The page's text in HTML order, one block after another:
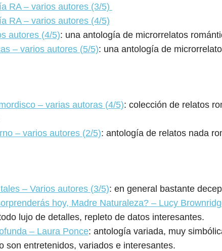
RA – varios autores (3/5)
RA – varios autores (4/5)
autores (4/5): una antología de microrrelatos
– varios autores (5/5): una antología de
– varias autoras (4/5): colección de relatos
– varios autores (2/5): antología de relatos nada
– Varios autores (3/5): en general bastante
hoy, Madre Naturaleza? – Lucy
lujo de detalles, repleto de datos interesantes.
– Laura Ponce: antología variada, muy
son entretenidos, variados e interesantes.